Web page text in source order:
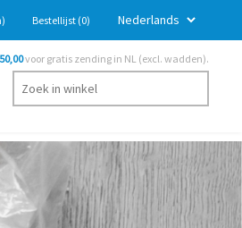
Bestellijst (0)
voor gratis zending in NL (excl. wadden).